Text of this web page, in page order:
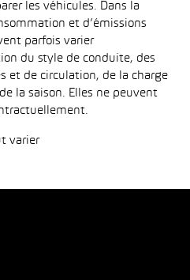
les véhicules. Dans la
et d’émissions
parfois varier
du style de conduite, des
et de circulation, de la charge
la saison. Elles ne peuvent
varier